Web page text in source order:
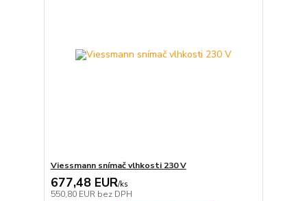
Viessmann snímač vlhkosti 230 V
677,48 EUR/ks
550,80 EUR bez DPH